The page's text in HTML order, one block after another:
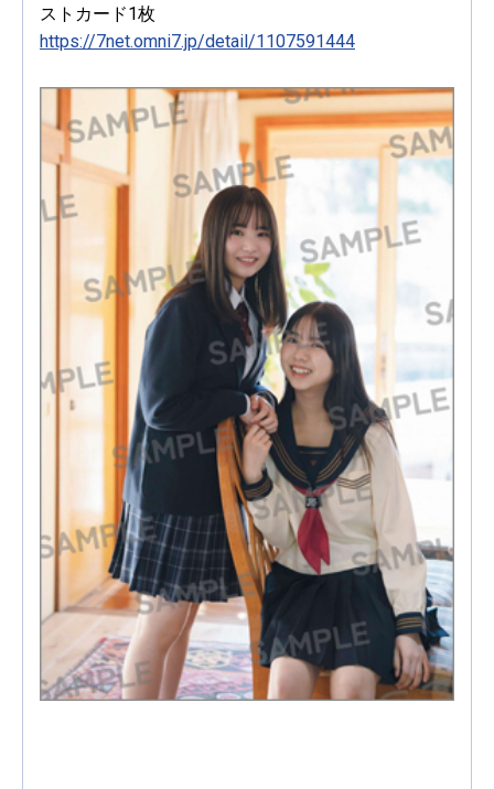
ストカード1枚
https://7net.omni7.jp/detail/1107591444